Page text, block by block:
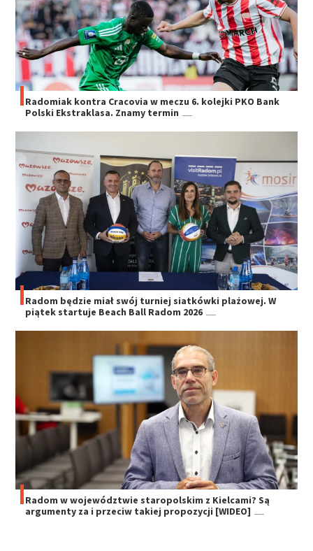
Radomiak kontra Cracovia w meczu 6. kolejki PKO Bank
Polski Ekstraklasa. Znamy termin
Radom będzie miał swój turniej siatkówki plażowej. W
piątek startuje Beach Ball Radom 2026
Radom w województwie staropolskim z Kielcami? Są
argumenty za i przeciw takiej propozycji [WIDEO]